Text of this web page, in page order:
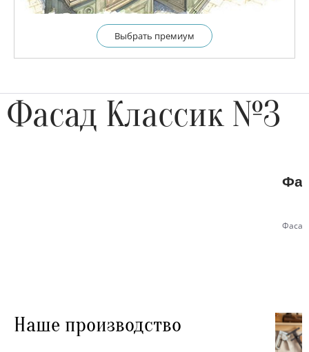
Выбрать премиум
Фасад Классик №3
Наше производство